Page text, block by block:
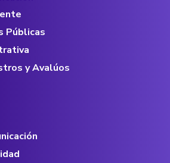
Públicas
y Avalúos